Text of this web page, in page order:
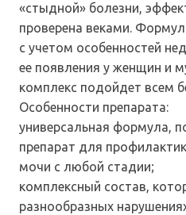
«стыдной» болезни,
проверена веками.
с учетом особенностей
ее появления у женщин и
комплекс подойдет всем
Особенности препарата:
универсальная формула,
препарат для
мочи с любой стадии;
комплексный состав,
разнообразных